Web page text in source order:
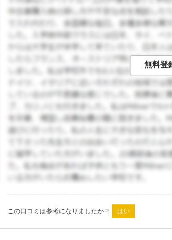
この口コミは参考になりましたか？